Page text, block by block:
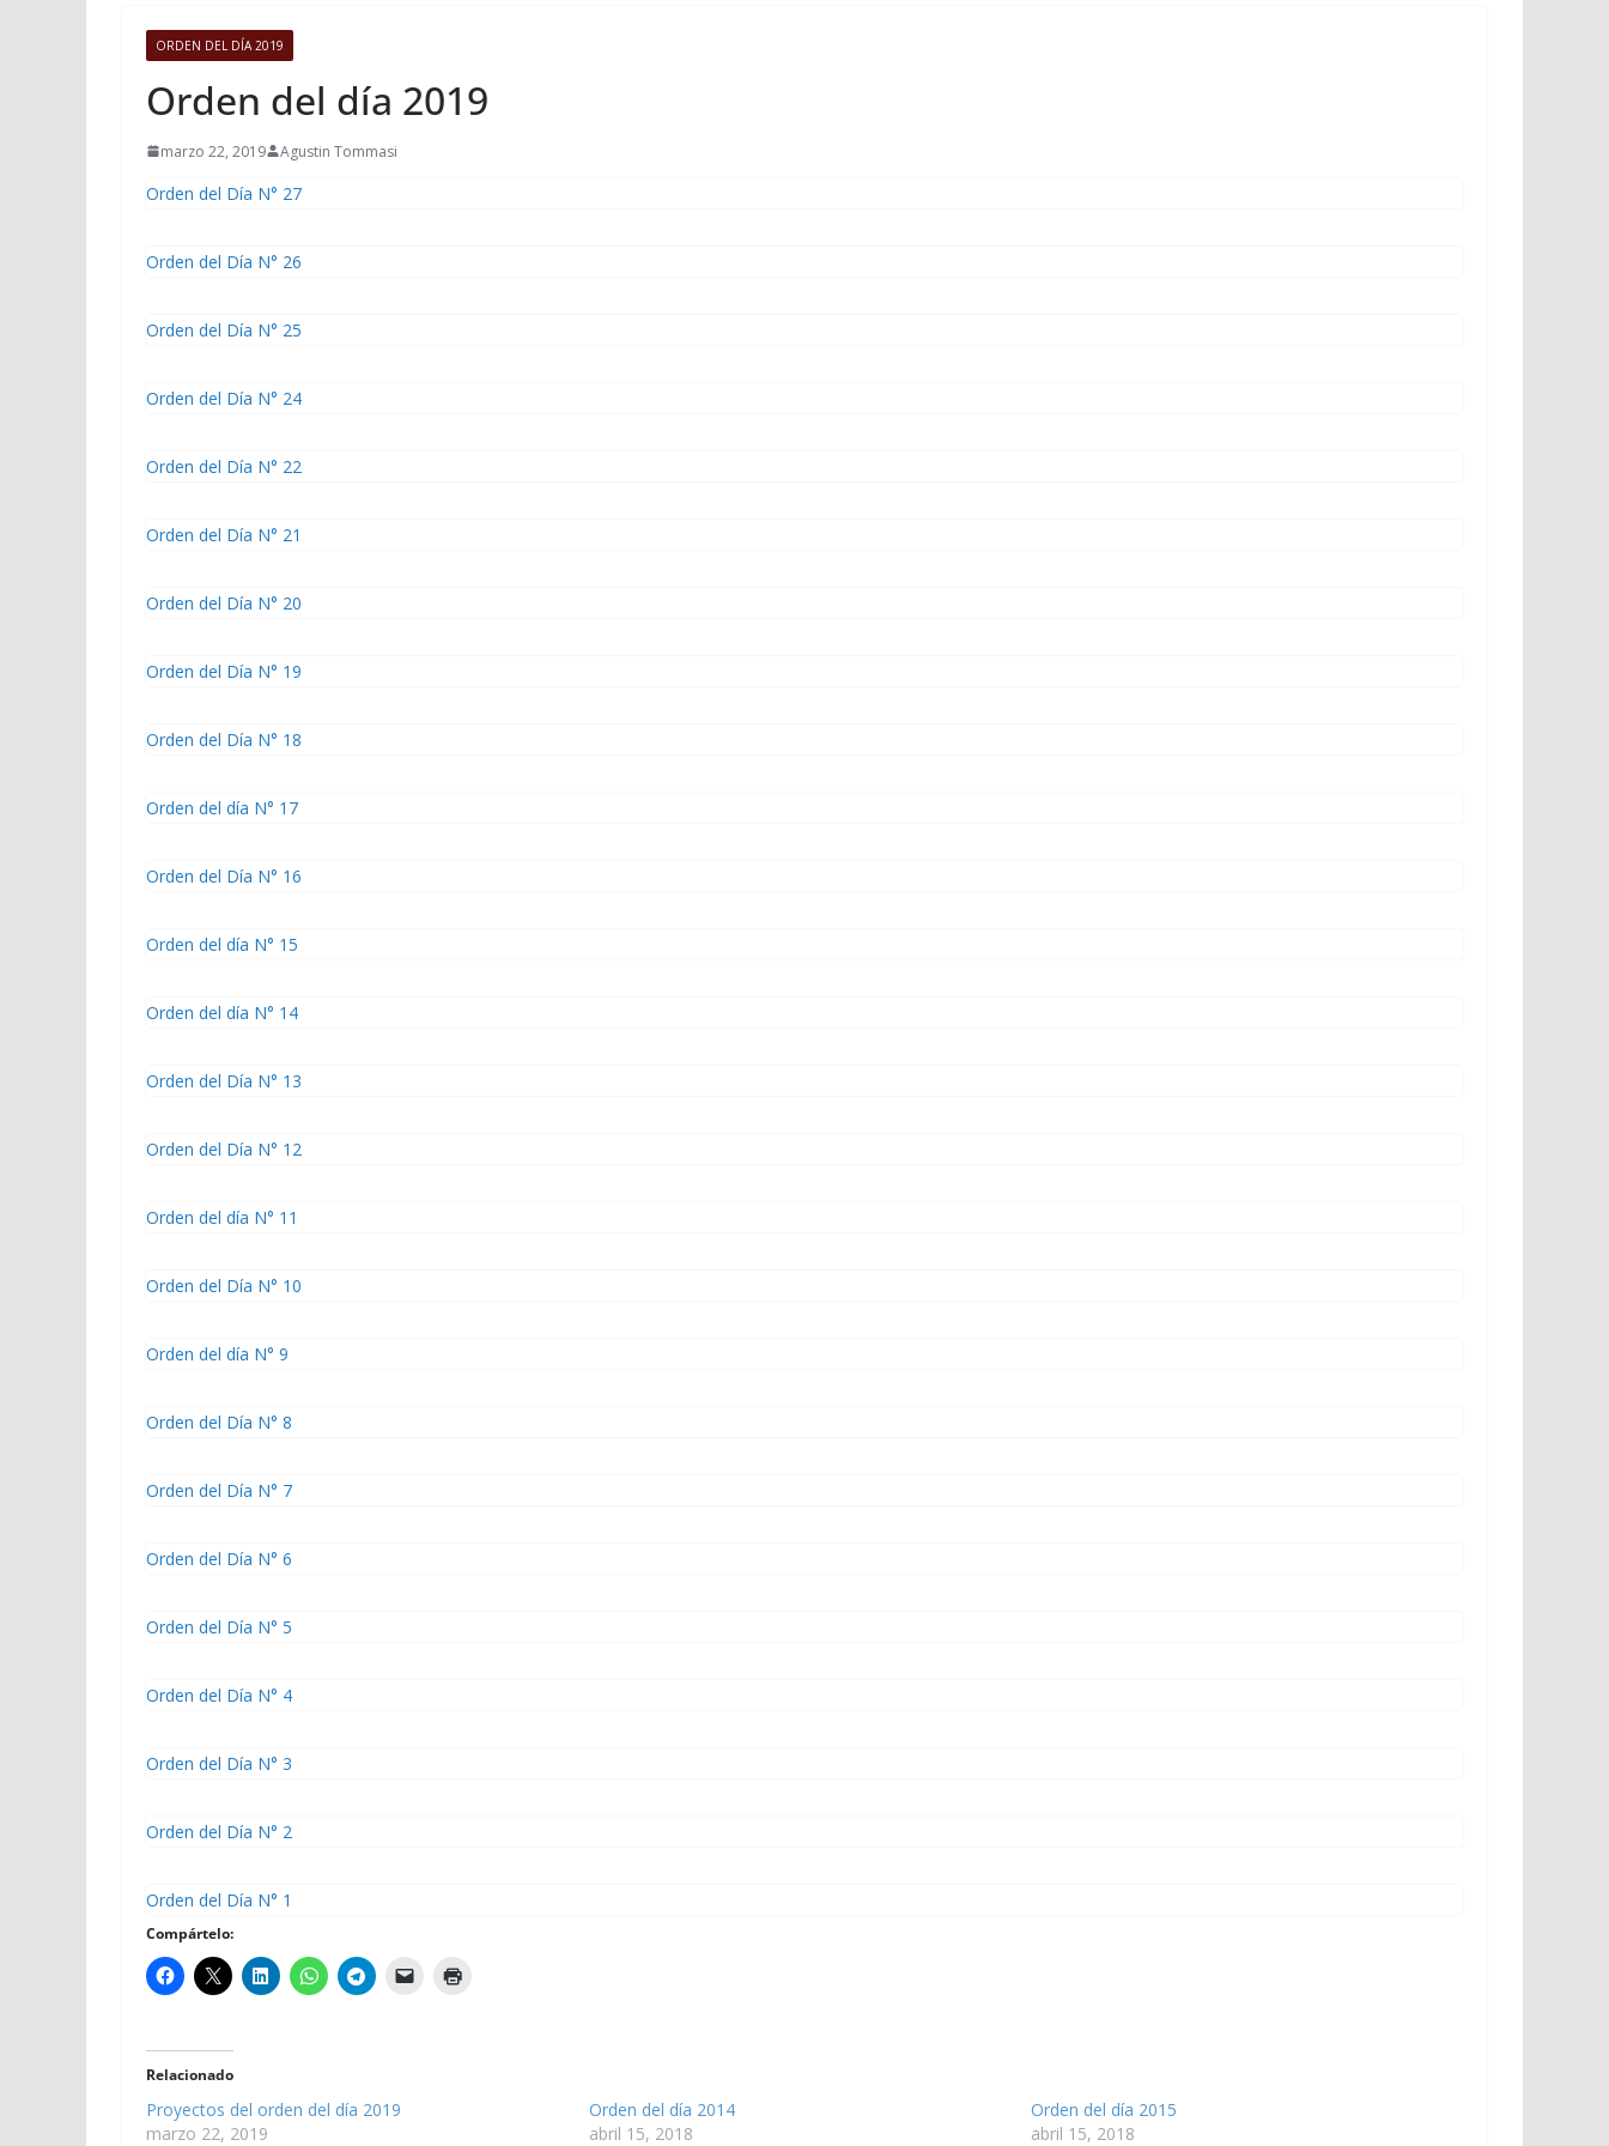
ORDEN DEL DÍA 2019
Orden del día 2019
marzo 22, 2019 Agustin Tommasi
Orden del Día N° 27
Orden del Día N° 26
Orden del Día N° 25
Orden del Día N° 24
Orden del Día N° 22
Orden del Día N° 21
Orden del Día N° 20
Orden del Día N° 19
Orden del Día N° 18
Orden del día N° 17
Orden del Día N° 16
Orden del día N° 15
Orden del día N° 14
Orden del Día N° 13
Orden del Día N° 12
Orden del día N° 11
Orden del Día N° 10
Orden del día N° 9
Orden del Día N° 8
Orden del Día N° 7
Orden del Día N° 6
Orden del Día N° 5
Orden del Día N° 4
Orden del Día N° 3
Orden del Día N° 2
Orden del Día N° 1
Compártelo:
Relacionado
Proyectos del orden del día 2019
marzo 22, 2019
Orden del día 2014
abril 15, 2018
Orden del día 2015
abril 15, 2018